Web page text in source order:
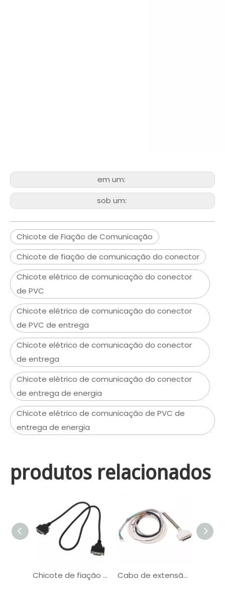
em um:
sob um:
Chicote de Fiação de Comunicação
Chicote de fiação de comunicação do conector
Chicote elétrico de comunicação do conector
de PVC
Chicote elétrico de comunicação do conector
de PVC de entrega
Chicote elétrico de comunicação do conector
de entrega
Chicote elétrico de comunicação do conector
de entrega de energia
Chicote elétrico de comunicação de PVC de
entrega de energia
produtos relacionados
Chicote de fiação de comunicação de sinal de energia de exibição VGA DVI Cabo de extensão de plugue de PVC Chicote elétrico de comunicação de cobre